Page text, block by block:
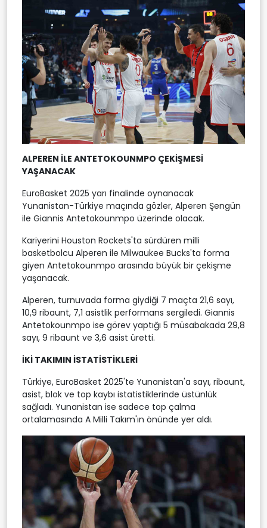
ALPEREN İLE ANTETOKOUNMPO ÇEKİŞMESİ
YAŞANACAK
EuroBasket 2025 yarı finalinde oynanacak
Yunanistan-Türkiye maçında gözler, Alperen Şengün
ile Giannis Antetokounmpo üzerinde olacak.
Kariyerini Houston Rockets'ta sürdüren milli
basketbolcu Alperen ile Milwaukee Bucks'ta forma
giyen Antetokounmpo arasında büyük bir çekişme
yaşanacak.
Alperen, turnuvada forma giydiği 7 maçta 21,6 sayı,
10,9 ribaunt, 7,1 asistlik performans sergiledi. Giannis
Antetokounmpo ise görev yaptığı 5 müsabakada 29,8
sayı, 9 ribaunt ve 3,6 asist üretti.
İKİ TAKIMIN İSTATİSTİKLERİ
Türkiye, EuroBasket 2025'te Yunanistan'a sayı, ribaunt,
asist, blok ve top kaybı istatistiklerinde üstünlük
sağladı. Yunanistan ise sadece top çalma
ortalamasında A Milli Takım'ın önünde yer aldı.